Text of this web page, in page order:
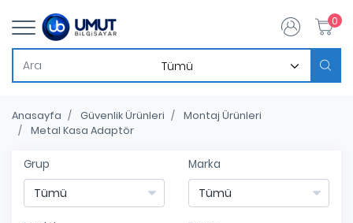
0
Anasayfa Güvenlik Ürünleri
Montaj Ürünleri
Metal Kasa Adaptör
Grup Marka